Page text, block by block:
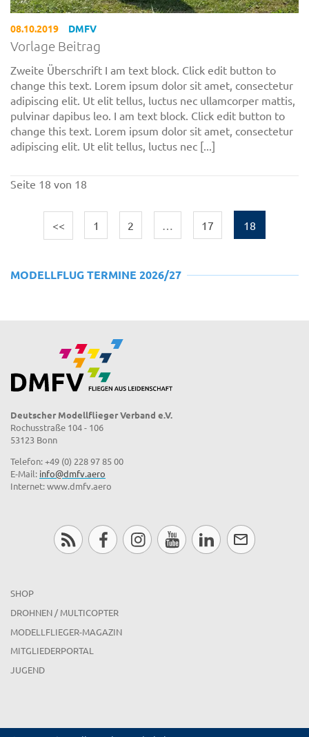
08.10.2019 DMFV
Vorlage Beitrag
Zweite Überschrift I am text block. Click edit button to
change this text. Lorem ipsum dolor sit amet, consectetur
adipiscing elit. Ut elit tellus, luctus nec ullamcorper mattis,
pulvinar dapibus leo. I am text block. Click edit button to
change this text. Lorem ipsum dolor sit amet, consectetur
adipiscing elit. Ut elit tellus, luctus nec [...]
Seite 18 von 18
<< 1 2 17 18
MODELLFLUG TERMINE 2026/27
Deutscher Modellflieger Verband e.V.
Rochusstraße 104 - 106
53123 Bonn
Telefon: +49 (0) 228 97 85 00
E-Mail: info@dmfv.aero
Internet: www.dmfv.aero
SHOP
DROHNEN / MULTICOPTER
MODELLFLIEGER-MAGAZIN
MITGLIEDERPORTAL
JUGEND